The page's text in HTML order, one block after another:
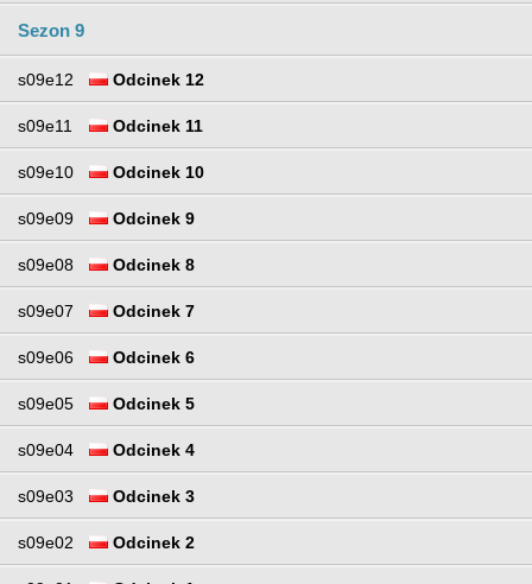
Sezon 9
s09e12 Odcinek 12
s09e11 Odcinek 11
s09e10 Odcinek 10
s09e09 Odcinek 9
s09e08 Odcinek 8
s09e07 Odcinek 7
s09e06 Odcinek 6
s09e05 Odcinek 5
s09e04 Odcinek 4
s09e03 Odcinek 3
s09e02 Odcinek 2